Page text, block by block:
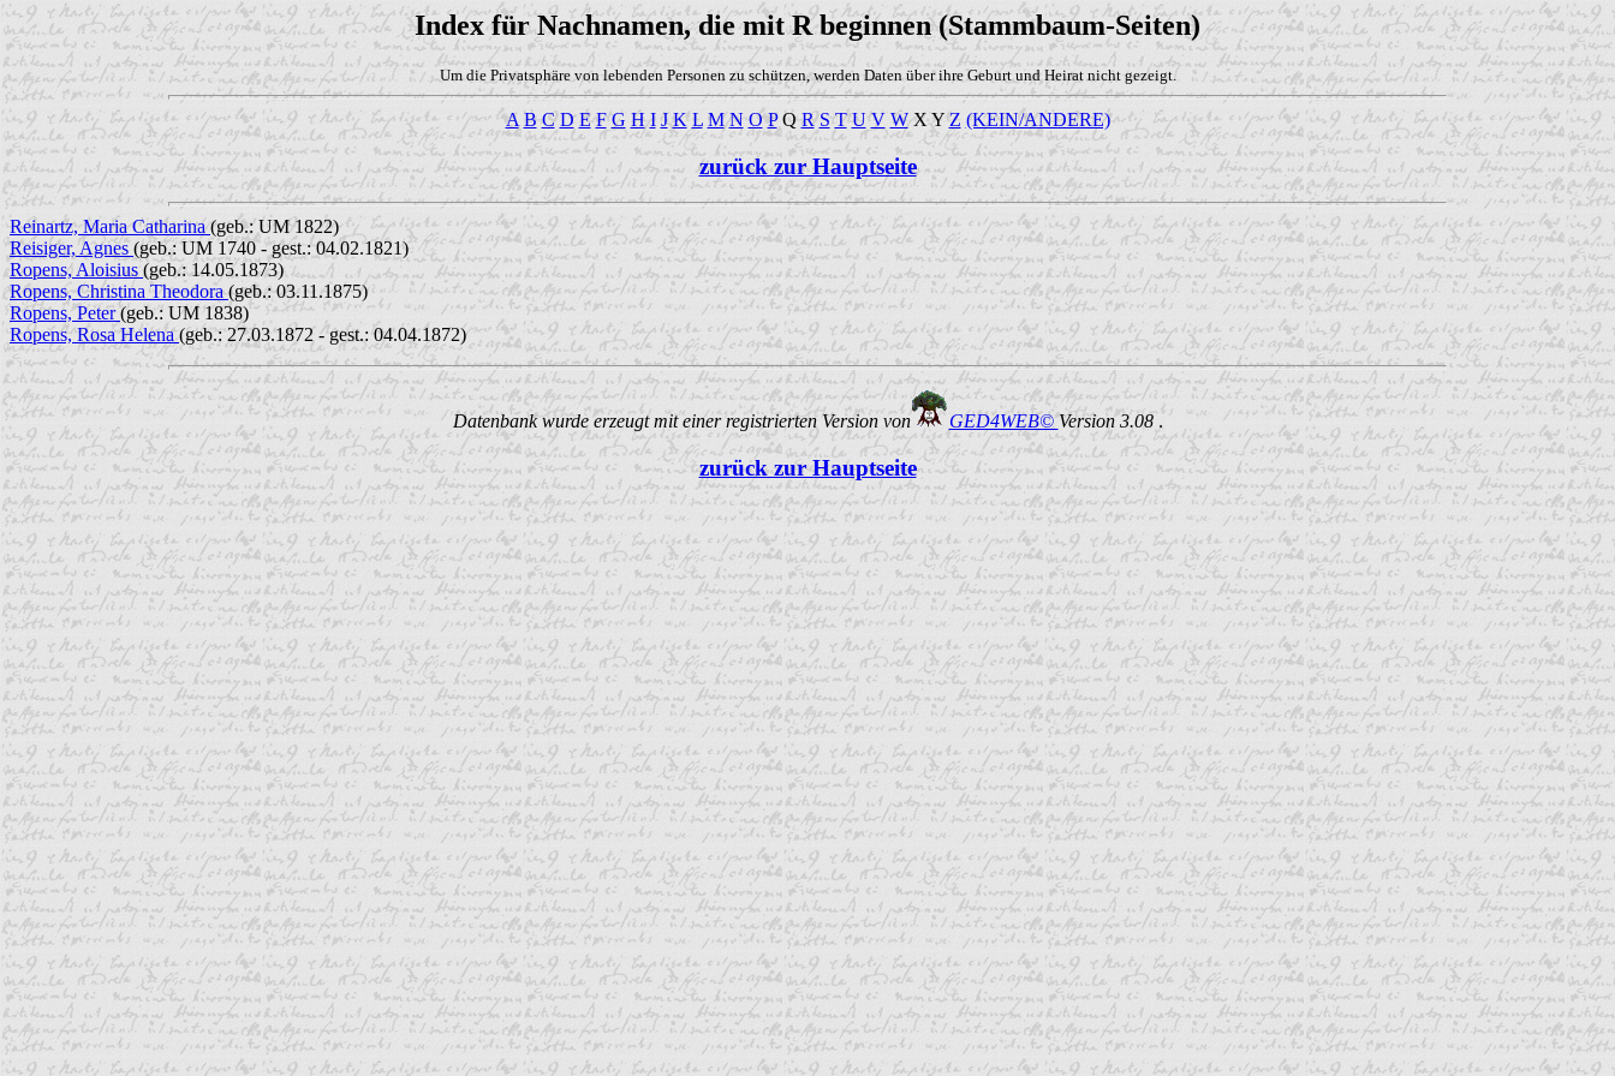
Index für Nachnamen, die mit R beginnen (Stammbaum-Seiten)
Um die Privatsphäre von lebenden Personen zu schützen, werden Daten über ihre Geburt und Heirat nicht gezeigt.
A B C D E F G H I J K L M N O PQR S T U V WX YZ (KEIN/ANDERE)
zurück zur Hauptseite
Reinartz, Maria Catharina(geb.: UM 1822)
Reisiger, Agnes(geb.: UM 1740 - gest.: 04.02.1821)
Ropens, Aloisius (geb.: 14.05.1873)
Ropens, Christina Theodora(geb.: 03.11.1875)
Ropens, Peter(geb.: UM 1838)
Ropens, Rosa Helena(geb.: 27.03.1872 - gest.: 04.04.1872)
Datenbank wurde erzeugt mit einer registrierten Version von GED4WEB©Version 3.08 .
zurück zur Hauptseite